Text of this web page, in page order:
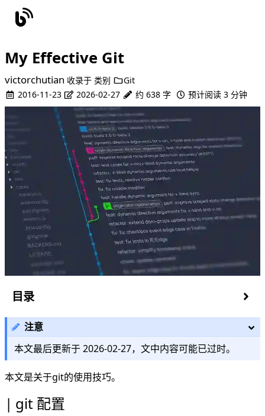
My Effective Git
victorchutian 收录于 类别
Git
2016-11-23
2026-02-27 约 638 字 预计阅读 3 分钟
目录
git 配置
设置用户名和密码
查看配置和所在文件
git 显示中文
git 命令
注意
本文最后更新于2026-02-27，文中内容可能已过时。
本文是关于git的使用技巧。
git 配置